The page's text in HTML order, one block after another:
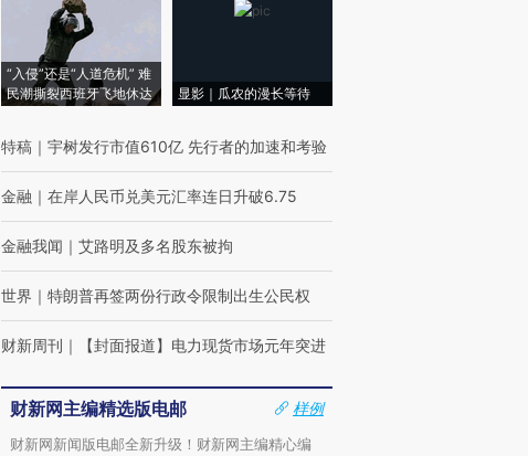
“入侵”还是“人道危机” 难
民潮撕裂西班牙飞地休达
显影｜瓜农的漫长等待
特稿 ｜ 宇树发行市值610亿 先行者的加速和考验
金融 ｜ 在岸人民币兑美元汇率连日升破6.75
金融我闻 ｜ 艾路明及多名股东被拘
世界 ｜ 特朗普再签两份行政令限制出生公民权
财新周刊 ｜ 【封面报道】电力现货市场元年突进
财新网主编精选版电邮
样例
财新网新闻版电邮全新升级！财新网主编精心编